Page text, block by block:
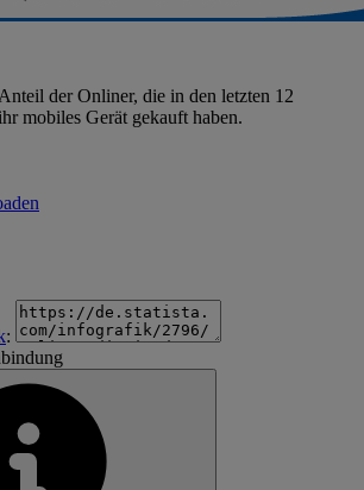
der Onliner, die in den letzten 12
mobiles Gerät gekauft haben.
: